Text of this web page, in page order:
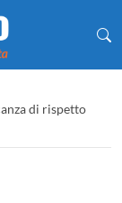
di rispetto